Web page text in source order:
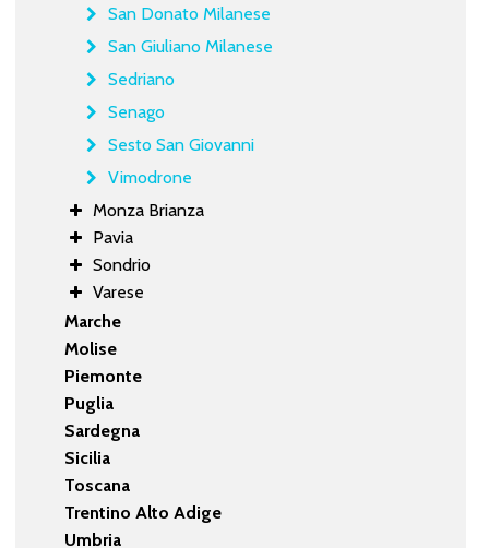
San Donato Milanese
San Giuliano Milanese
Sedriano
Senago
Sesto San Giovanni
Vimodrone
Monza Brianza
Pavia
Sondrio
Varese
Marche
Molise
Piemonte
Puglia
Sardegna
Sicilia
Toscana
Trentino Alto Adige
Umbria